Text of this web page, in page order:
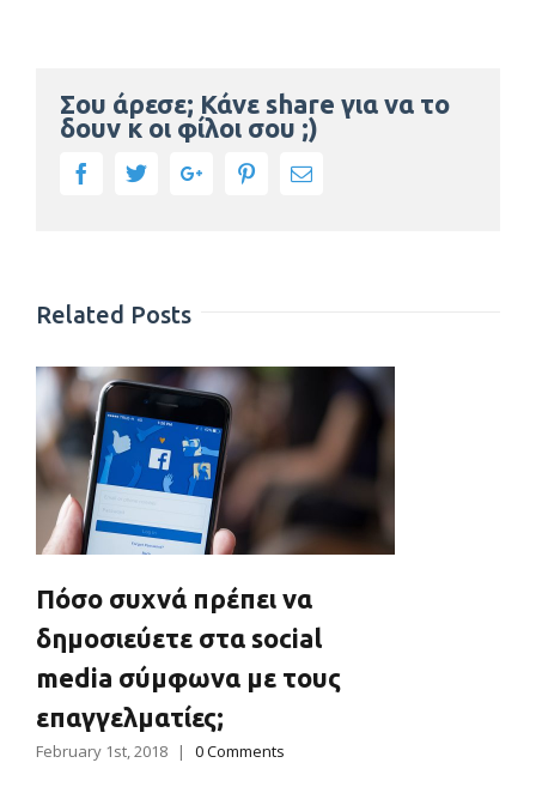
Σου άρεσε; Κάνε share για να το
δουν κ οι φίλοι σου ;)
FacebookTwitterGoogle+PinterestEmail
Related Posts
Πόσο συχνά πρέπει να
δημοσιεύετε στα social
media σύμφωνα με τους
επαγγελματίες;
February 1st, 2018 | 0 Comments